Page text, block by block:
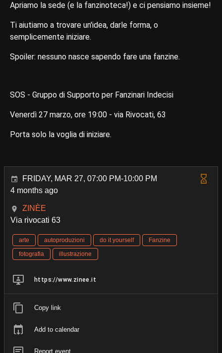
Apriamo la sede (e la fanzinoteca!) e ci pensiamo insieme!
Ti aiutiamo a trovare un'idea, darle forma, o
semplicemente iniziare.
Spoiler: nessuno nasce sapendo fare una fanzine.
SOS - Gruppo di Supporto per Fanzinari Indecisi
Venerdì 27 marzo, ore 19:00 - via Rivocati, 63
Porta solo la voglia di iniziare.
FRIDAY, MAR 27, 07:00 PM-10:00 PM
4 months ago
ZINÈE
Via rivocati 63
arte autoproduzioni do it yourself
Fanzine
fotografia
illustrazione
https://www.zinee.it
Copy link
Add to calendar
Report event